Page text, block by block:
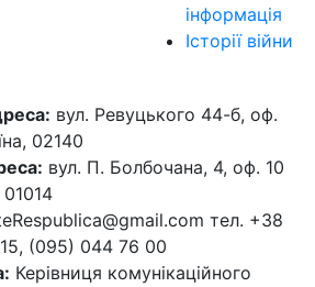
інформація
Історії війни
вул. Ревуцького 44-б, оф.
02140
вул. П. Болбочана, 4, оф. 10
01014
тел. +38
(095) 044 76 00
Керівниця комунікаційного